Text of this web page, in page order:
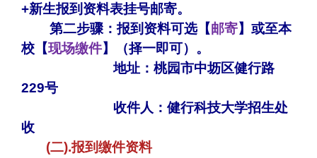
+新生报到资料表挂号邮寄。
第二步骤：报到资料可选【邮寄】或至本
校【现场缴件】（择一即可）。
地址：桃园市中坜区健行路
229号
收件人：健行科技大学招生处
收
(二).报到缴件资料